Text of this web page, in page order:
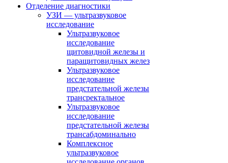
Отделение диагностики
УЗИ — ультразвуковое
исследование
Ультразвуковое
исследование
щитовидной железы и
паращитовидных желез
Ультразвуковое
исследование
предстательной железы
трансректальное
Ультразвуковое
исследование
предстательной железы
трансабдоминально
Комплексное
ультразвуковое